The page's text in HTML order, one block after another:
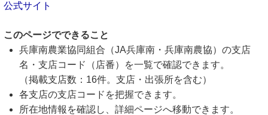
公式サイト
このページでできること
兵庫南農業協同組合（JA兵庫南・兵庫南農協）の支店
名・支店コード（店番）を一覧で確認できます。
（掲載支店数：16件。支店・出張所を含む）
各支店の支店コードを把握できます。
所在地情報を確認し、詳細ページへ移動できます。